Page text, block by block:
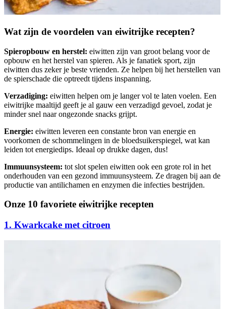
Wat zijn de voordelen van eiwitrijke recepten?
Spieropbouw en herstel: eiwitten zijn van groot belang voor de
opbouw en het herstel van spieren. Als je fanatiek sport, zijn
eiwitten dus zeker je beste vrienden. Ze helpen bij het herstellen van
de spierschade die optreedt tijdens inspanning.
Verzadiging: eiwitten helpen om je langer vol te laten voelen. Een
eiwitrijke maaltijd geeft je al gauw een verzadigd gevoel, zodat je
minder snel naar ongezonde snacks grijpt.
Energie: eiwitten leveren een constante bron van energie en
voorkomen de schommelingen in de bloedsuikerspiegel, wat kan
leiden tot energiedips. Ideaal op drukke dagen, dus!
Immuunsysteem: tot slot spelen eiwitten ook een grote rol in het
onderhouden van een gezond immuunsysteem. Ze dragen bij aan de
productie van antilichamen en enzymen die infecties bestrijden.
Onze 10 favoriete eiwitrijke recepten
1. Kwarkcake met citroen